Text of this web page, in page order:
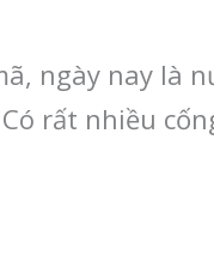
ngày nay là
Có rất nhiều